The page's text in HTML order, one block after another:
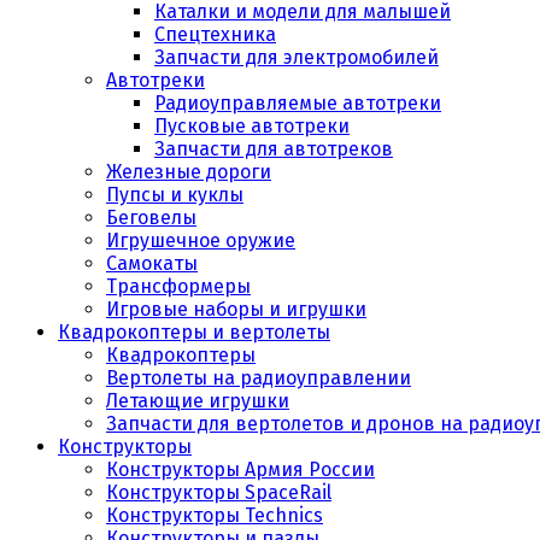
Каталки и модели для малышей
Спецтехника
Запчасти для электромобилей
Автотреки
Радиоуправляемые автотреки
Пусковые автотреки
Запчасти для автотреков
Железные дороги
Пупсы и куклы
Беговелы
Игрушечное оружие
Самокаты
Трансформеры
Игровые наборы и игрушки
Квадрокоптеры и вертолеты
Квадрокоптеры
Вертолеты на радиоуправлении
Летающие игрушки
Запчасти для вертолетов и дронов на
Конструкторы
Конструкторы Армия России
Конструкторы SpaceRail
Конструкторы Technics